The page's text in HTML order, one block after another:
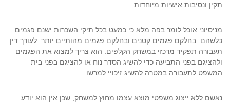
תקין ונסיבות אישיות מיוחדות.
מניסיוני אוכל לומר בפה מלא כי כמעט בכל תיקי השכרות ישנם פגמים
כלשהם. בחלקם פגמים קטנים ובחלקם פגמים מהותיים יותר. לעורך דין
תעבורה תפקיד מרכזי במשחק הקלפים. הוא צריך למצוא את הפגמים
ולהציגם בפני התביעה כדי להשיג הסדר נוח או להציגם בפני בית
המשפט לתעבורה במטרה להשיג זיכויי למרשו.
נאשם ללא ייצוג משפטי מוצא עצמו מחוץ למשחק, שכן אין הוא יודע